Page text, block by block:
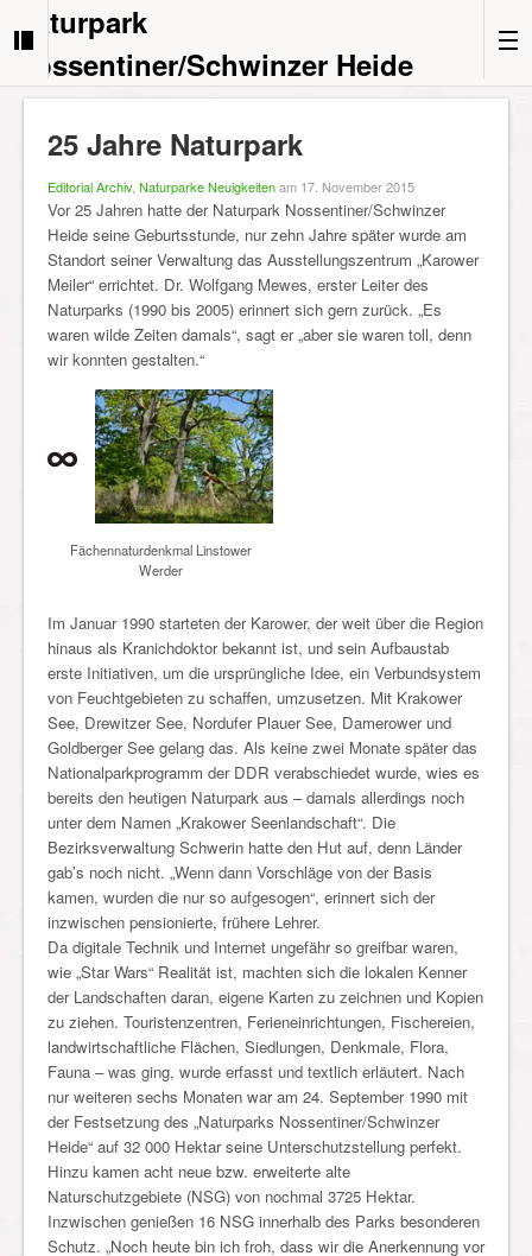
Naturpark
Nossentiner/Schwinzer Heide
25 Jahre Naturpark
Editorial Archiv, Naturparke Neuigkeitenam 17. November 2015
Vor 25 Jahren hatte der Naturpark Nossentiner/Schwinzer
Heide seine Geburtsstunde, nur zehn Jahre später wurde am
Standort seiner Verwaltung das Ausstellungszentrum „Karower
Meiler“ errichtet. Dr. Wolfgang Mewes, erster Leiter des
Naturparks (1990 bis 2005) erinnert sich gern zurück. „Es
waren wilde Zeiten damals“, sagt er „aber sie waren toll, denn
wir konnten gestalten.“
Fächennaturdenkmal Linstower
Werder
Im Januar 1990 starteten der Karower, der weit über die Region
hinaus als Kranichdoktor bekannt ist, und sein Aufbaustab
erste Initiativen, um die ursprüngliche Idee, ein Verbundsystem
von Feuchtgebieten zu schaffen, umzusetzen. Mit Krakower
See, Drewitzer See, Nordufer Plauer See, Damerower und
Goldberger See gelang das. Als keine zwei Monate später das
Nationalparkprogramm der DDR verabschiedet wurde, wies es
bereits den heutigen Naturpark aus – damals allerdings noch
unter dem Namen „Krakower Seenlandschaft“. Die
Bezirksverwaltung Schwerin hatte den Hut auf, denn Länder
gab’s noch nicht. „Wenn dann Vorschläge von der Basis
kamen, wurden die nur so aufgesogen“, erinnert sich der
inzwischen pensionierte, frühere Lehrer.
Da digitale Technik und Internet ungefähr so greifbar waren,
wie „Star Wars“ Realität ist, machten sich die lokalen Kenner
der Landschaften daran, eigene Karten zu zeichnen und Kopien
zu ziehen. Touristenzentren, Ferieneinrichtungen, Fischereien,
landwirtschaftliche Flächen, Siedlungen, Denkmale, Flora,
Fauna – was ging, wurde erfasst und textlich erläutert. Nach
nur weiteren sechs Monaten war am 24. September 1990 mit
der Festsetzung des „Naturparks Nossentiner/Schwinzer
Heide“ auf 32 000 Hektar seine Unterschutzstellung perfekt.
Hinzu kamen acht neue bzw. erweiterte alte
Naturschutzgebiete (NSG) von nochmal 3725 Hektar.
Inzwischen genießen 16 NSG innerhalb des Parks besonderen
Schutz. „Noch heute bin ich froh, dass wir die Anerkennung vor